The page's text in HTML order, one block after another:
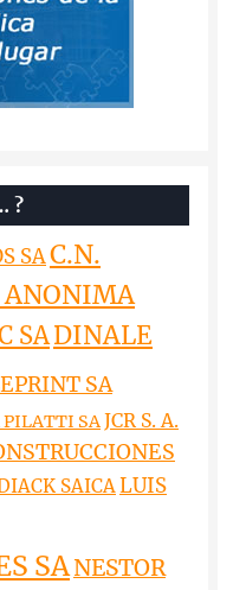
?
SAC.N.
ANONIMA
SADINALE
SA
PILATTI SAJCR S. A.
SAICALUIS
SANESTOR